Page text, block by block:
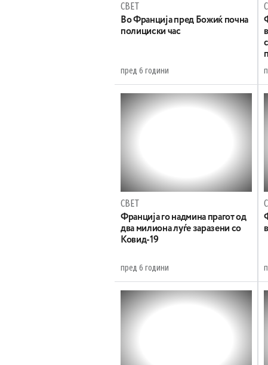
СВЕТ
Во Франција пред Божиќ почна
полициски час
пред 6 години
СВЕТ
Франција го надмина прагот од
два милиона луѓе заразени со
Ковид-19
пред 6 години